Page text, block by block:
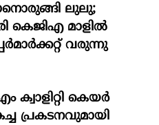
ലുലു;
കെജിഎ മാളിൽ
വരുന്നു
ക്വാളിറ്റി കെയർ
പ്രകടനവുമായി